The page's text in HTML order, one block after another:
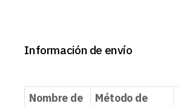
Información de envío
Nombre de
Método de